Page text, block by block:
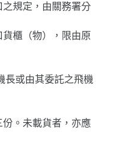
規定，由關務署分
櫃（物），限由原
長或由其委託之飛機
。未載貨者，亦應